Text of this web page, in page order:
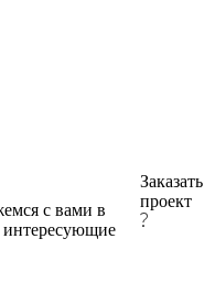
с вами в
интересующие
Заказать
проект